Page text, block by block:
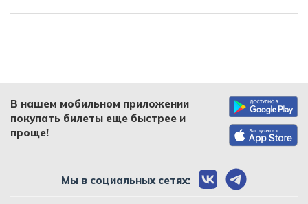
В нашем мобильном приложении
покупать билеты еще быстрее и
проще!
Мы в социальных сетях: